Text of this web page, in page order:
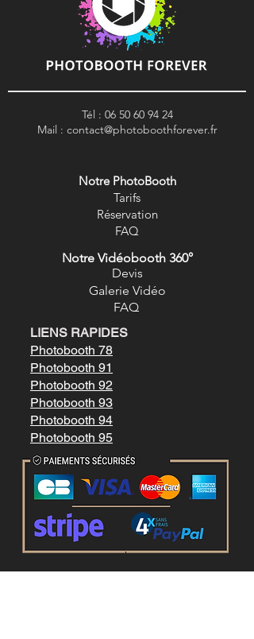
Tél : 06 50 60 94 24
Mail : contact@photoboothforever.fr
Notre PhotoBooth
Tarifs
Réservation
FAQ
Devis
Notre Vidéobooth 360°
Galerie Vidéo
FAQ
LIENS RAPIDES
Photobooth 78
Photobooth 91
Photobooth 92
Photobooth 93
Photobooth 94
Photobooth 95
Mentions légales